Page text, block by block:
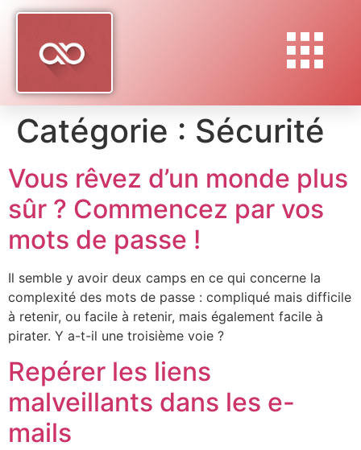
Catégorie : Sécurité
Vous rêvez d’un monde plus
sûr ? Commencez par vos
mots de passe !
Il semble y avoir deux camps en ce qui concerne la
complexité des mots de passe : compliqué mais difficile
à retenir, ou facile à retenir, mais également facile à
pirater. Y a-t-il une troisième voie ?
Repérer les liens
malveillants dans les e-
mails